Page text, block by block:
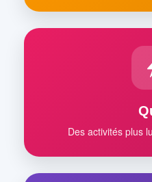
Des activités plus